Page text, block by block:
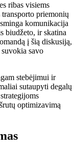
ribas visiems
priemonių
komunikacija
biudžeto, ir skatina
į šią diskusiją,
savo
stebėjimui ir
sutaupyti degalų
optimizavimą